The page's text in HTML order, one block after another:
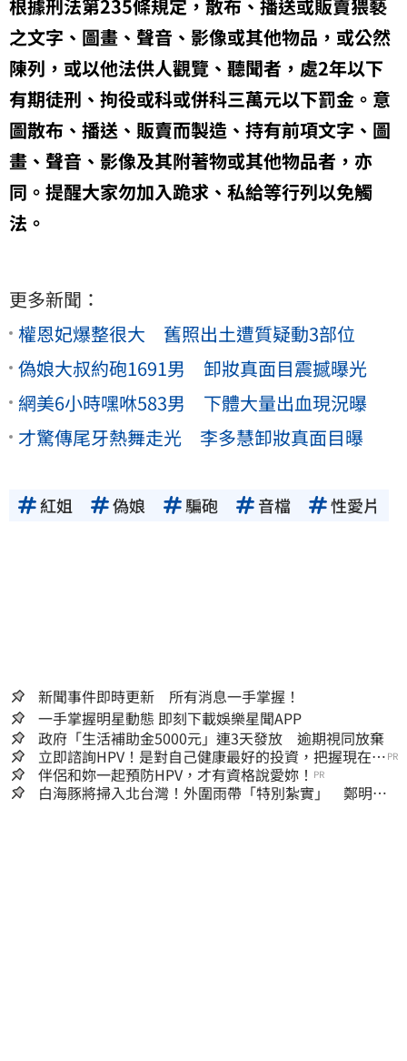
根據刑法第235條規定，散布、播送或販賣猥褻
之文字、圖畫、聲音、影像或其他物品，或公然
陳列，或以他法供人觀覽、聽聞者，處2年以下
有期徒刑、拘役或科或併科三萬元以下罰金。意
圖散布、播送、販賣而製造、持有前項文字、圖
畫、聲音、影像及其附著物或其他物品者，亦
同。提醒大家勿加入跪求、私給等行列以免觸
法。
更多新聞：
權恩妃爆整很大 舊照出土遭質疑動3部位
偽娘大叔約砲1691男 卸妝真面目震撼曝光
網美6小時嘿咻583男 下體大量出血現況曝
才驚傳尾牙熱舞走光 李多慧卸妝真面目曝
紅姐 偽娘 騙砲 音檔 性愛片
新聞事件即時更新 所有消息一手掌握！
一手掌握明星動態 即刻下載娛樂星聞APP
政府「生活補助金5000元」連3天發放 逾期視同放棄
立即諮詢HPV！是對自己健康最好的投資，把握現在不
嫌晚！
PR
伴侶和妳一起預防HPV，才有資格說愛妳！ PR
白海豚將掃入北台灣！外圍雨帶「特別紮實」 鄭明典